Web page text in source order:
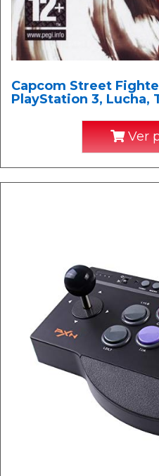
Capcom Street
PlayStation 3, Lucha,
Ver